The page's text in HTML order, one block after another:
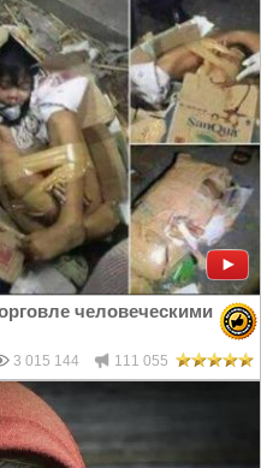
человеческими
3 015 144 111 055